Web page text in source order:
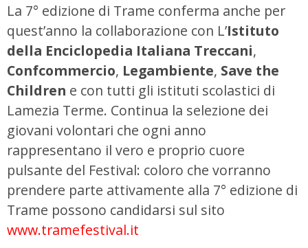
La 7° edizione di Trame conferma anche per
quest’anno la collaborazione con L’Istituto
della Enciclopedia Italiana Treccani,
Confcommercio, Legambiente, Save the
Children e con tutti gli istituti scolastici di
Lamezia Terme. Continua la selezione dei
giovani volontari che ogni anno
rappresentano il vero e proprio cuore
pulsante del Festival: coloro che vorranno
prendere parte attivamente alla 7° edizione di
Trame possono candidarsi sul sito
www.tramefestival.it